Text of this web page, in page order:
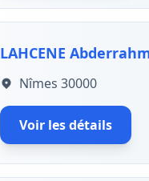
LAHCENE
Nîmes 30000
Voir les détails